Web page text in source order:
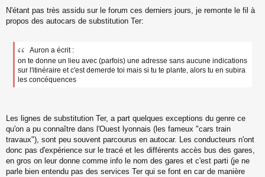
s
g
n
N'étant pas très assidu sur le forum ces derniers jours, je remonte le fil à
propos des autocars de substitution Ter:
Auron a écrit :
on te donne un lieu avec (parfois) une adresse sans aucune indications
sur l'itinéraire et c'est demerde toi mais si tu te plante, alors tu en subira
les concéquences
Les lignes de substitution Ter, a part quelques exceptions du genre ce
qu'on a pu connaître dans l'Ouest lyonnais (les fameux "cars train
travaux"), sont peu souvent parcourus en autocar. Les conducteurs n'ont
donc pas d'expérience sur le tracé et les différents accès bus des gares,
en gros on leur donne comme info le nom des gares et c'est parti (je ne
parle bien entendu pas des services Ter qui se font en car de manière